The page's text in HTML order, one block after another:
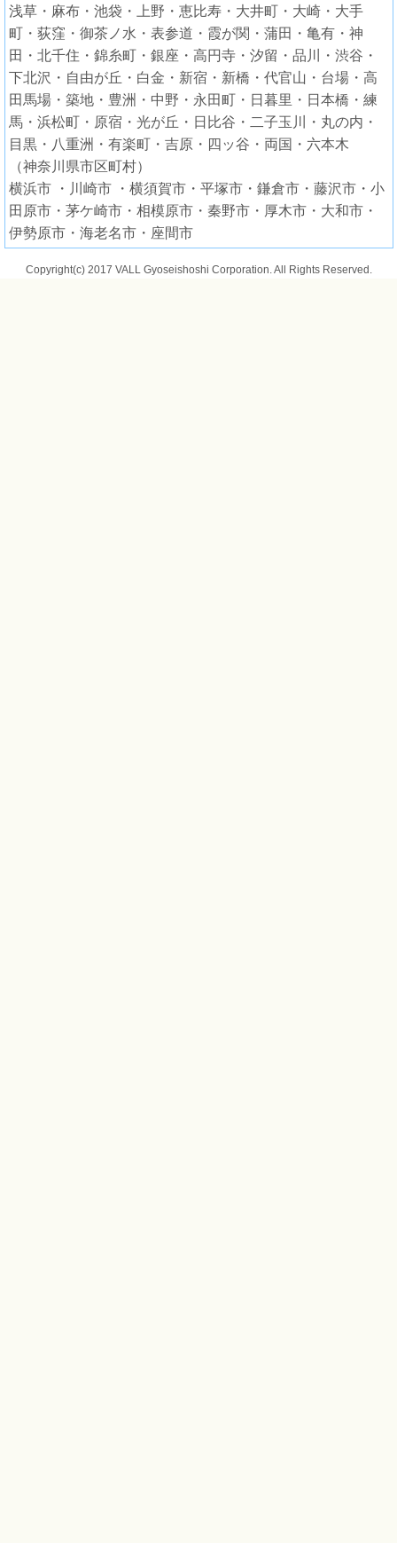
浅草・麻布・池袋・上野・恵比寿・大井町・大崎・大手
町・荻窪・御茶ノ水・表参道・霞が関・蒲田・亀有・神
田・北千住・錦糸町・銀座・高円寺・汐留・品川・渋谷・
下北沢・自由が丘・白金・新宿・新橋・代官山・台場・高
田馬場・築地・豊洲・中野・永田町・日暮里・日本橋・練
馬・浜松町・原宿・光が丘・日比谷・二子玉川・丸の内・
目黒・八重洲・有楽町・吉原・四ッ谷・両国・六本木
（神奈川県市区町村）
横浜市 ・川崎市 ・横須賀市・平塚市・鎌倉市・藤沢市・小
田原市・茅ケ崎市・相模原市・秦野市・厚木市・大和市・
伊勢原市・海老名市・座間市
Copyright(c) 2017 VALL Gyoseishoshi Corporation. All Rights Reserved.